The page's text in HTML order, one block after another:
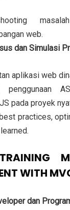
web.
dan Simulasi
aplikasi web
penggunaan
pada proyek
practices,
WITH
dan